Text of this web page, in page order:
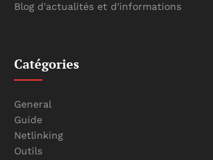
Blog d'actualités et d'informations
Catégories
General
Guide
Netlinking
Outils